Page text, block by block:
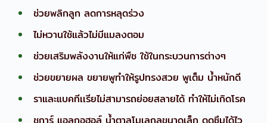
ช่วยพลิกลูก ลดการหลุดร่วง
ไม่หวานใช้แล้วไม่มีแมลงตอม
ช่วยเสริมพลังงานให้แก่พืช ใช้ในกระบวนการต่างๆ
ช่วยขยายผล ขยายพูทำให้รูปทรงสวย พูเต็ม น้ำหนักดี
ราและแบคทีเเรียไม่สามารถย่อยสลายได้ ทำให้ไม่เกิดโรค
ชูการ์ แอลกอฮอล์ น้ำตาลโมเลกุลขนาดเล็ก ดูดซึมได้ไว